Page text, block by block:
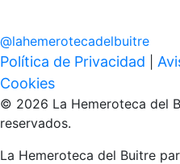
@lahemerotecadelbuitre
Política de Privacidad
Cookies
© 2026 La Hemeroteca del
reservados.
La Hemeroteca del Buitre